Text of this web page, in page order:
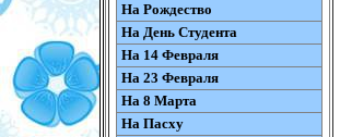
На Рождество
На День Студента
На 14 Февраля
На 23 Февраля
На 8 Марта
На Пасху